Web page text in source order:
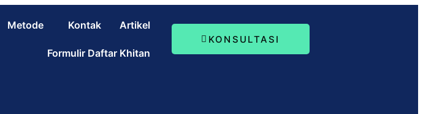
Metode Kontak Artikel
Formulir Daftar Khitan
KONSULTASI